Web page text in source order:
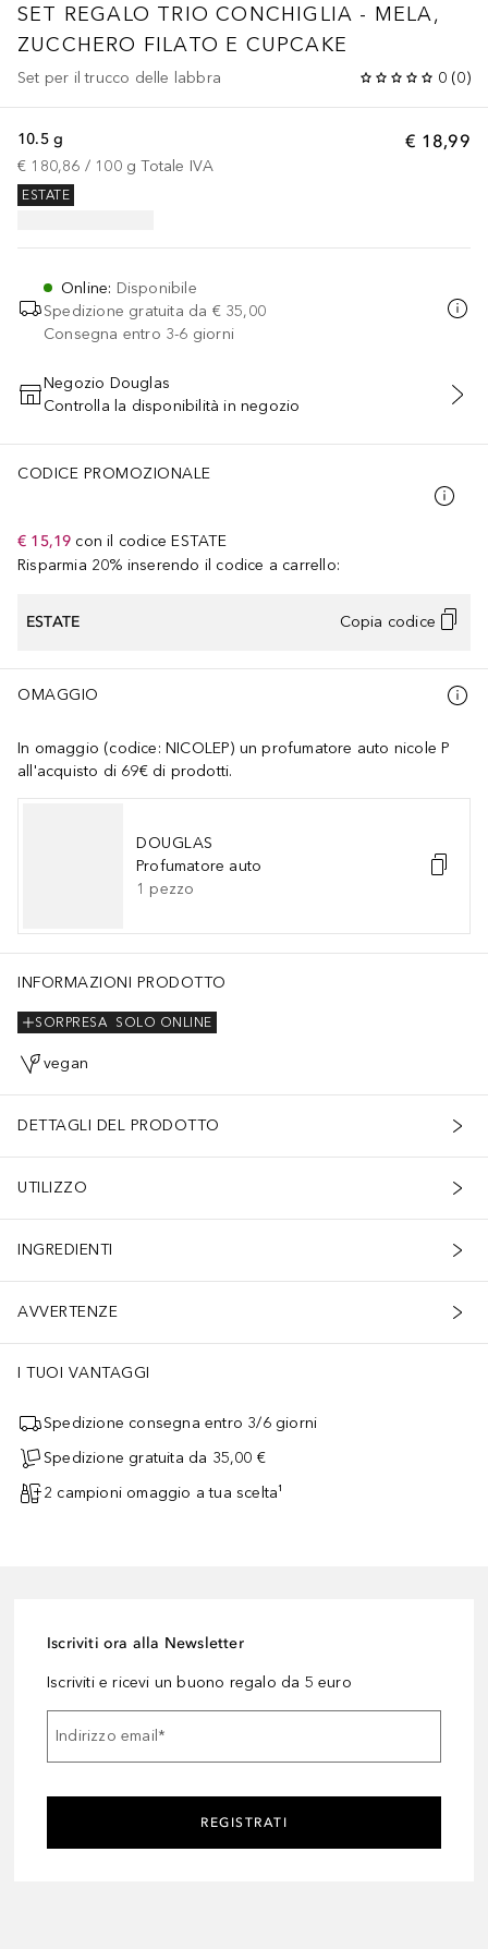
SET REGALO TRIO CONCHIGLIA - MELA,
ZUCCHERO FILATO E CUPCAKE
Set per il trucco delle labbra 0 (0)
€ 18,99
10.5 g
€ 180,86 / 100 g Totale IVA
ESTATE
Online: Disponibile
Spedizione gratuita da € 35,00
Consegna entro 3-6 giorni
AGGIUNGI AL CARRELLO
Negozio Douglas
Controlla la disponibilità in negozio
CODICE PROMOZIONALE
€ 15,19 con il codice ESTATE
Risparmia 20% inserendo il codice a carrello:
ESTATE Copia codice
OMAGGIO
In omaggio (codice: NICOLEP) un profumatore auto nicole P
all'acquisto di 69€ di prodotti.
DOUGLAS
Profumatore auto
1 pezzo
INFORMAZIONI PRODOTTO
SOLO ONLINE
SORPRESA
vegan
DETTAGLI DEL PRODOTTO
UTILIZZO
INGREDIENTI
AVVERTENZE
I TUOI VANTAGGI
Spedizione consegna entro 3/6 giorni
Spedizione gratuita da 35,00 €
2 campioni omaggio a tua scelta¹
Iscriviti ora alla Newsletter
Iscriviti e ricevi un buono regalo da 5 euro
Indirizzo email*
REGISTRATI